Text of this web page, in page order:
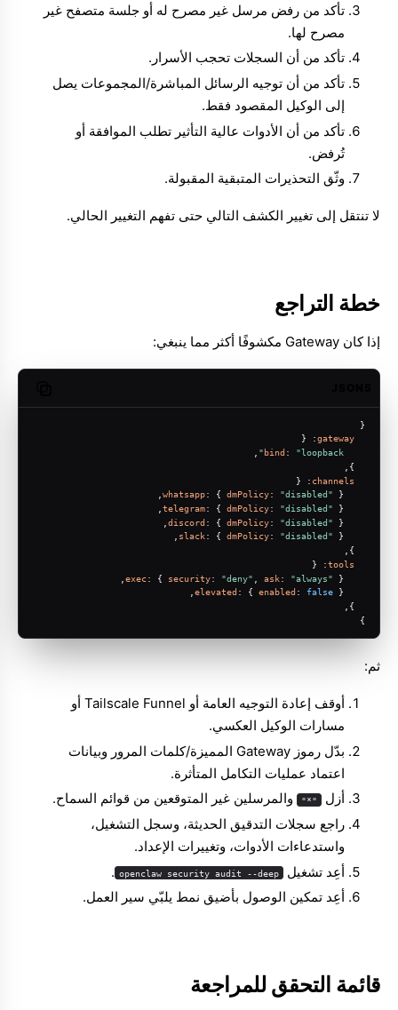
تأكد من رفض مرسل غير مصرح له أو جلسة متصفح غير
مصرح لها.
تأكد من أن السجلات تحجب الأسرار.
تأكد من أن توجيه الرسائل المباشرة/المجموعات يصل
إلى الوكيل المقصود فقط.
تأكد من أن الأدوات عالية التأثير تطلب الموافقة أو
تُرفض.
وثّق التحذيرات المتبقية المقبولة.
لا تنتقل إلى تغيير الكشف التالي حتى تفهم التغيير الحالي.
خطة التراجع
إذا كان Gateway مكشوفًا أكثر مما ينبغي:
{
gateway
: {
bind : "loopback"
channels
: {
whatsapp: { dmPolicy: "disabled" },
telegram: { dmPolicy: "disabled" },
discord : { dmPolicy: "disabled" },
slack: { dmPolicy: "disabled" },
tools
: {
exec: { security: "deny" ask: "always" },
elevated : { enabled : false },
}
ثم:
أوقف إعادة التوجيه العامة أو Tailscale Funnel أو
مسارات الوكيل العكسي.
بدّل رموز Gateway المميزة/كلمات المرور وبيانات
اعتماد عمليات التكامل المتأثرة.
أزل
"*" والمرسلين غير المتوقعين من قوائم السماح.
راجع سجلات التدقيق الحديثة، وسجل التشغيل،
واستدعاءات الأدوات، وتغييرات الإعداد.
أعِد تشغيل
openclaw security audit --deep
.
أعِد تمكين الوصول بأضيق نمط يلبّي سير العمل.
قائمة التحقق للمراجعة